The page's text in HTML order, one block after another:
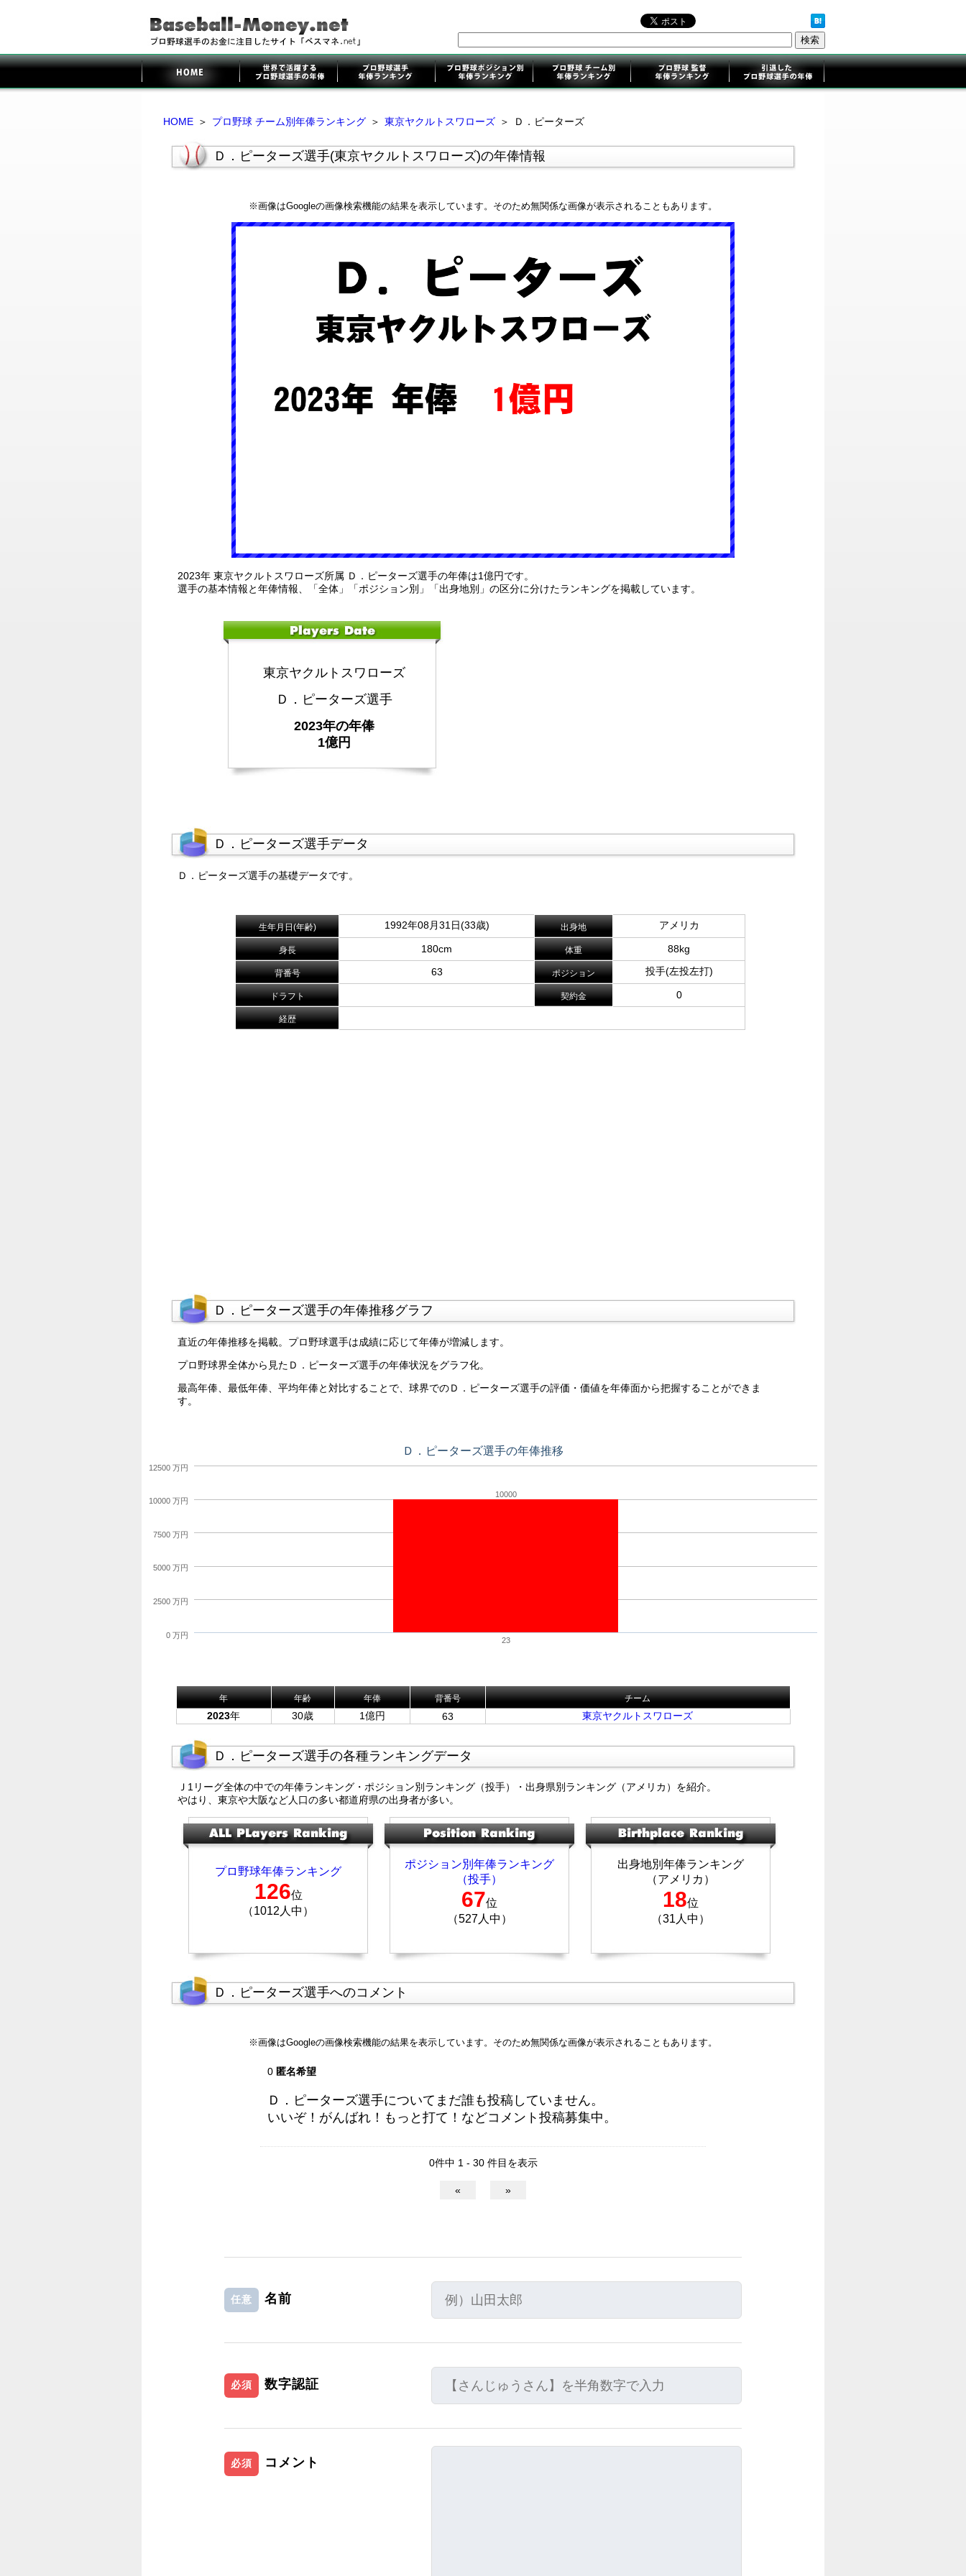
HOME ＞ プロ野球 チーム別年俸ランキング ＞ 東京ヤクルトスワローズ ＞ Ｄ．ピーターズ
Ｄ．ピーターズ選手(東京ヤクルトスワローズ)の年俸情報
※画像はGoogleの画像検索機能の結果を表示しています。そのため無関係な画像が表示されることもあります。
2023年 東京ヤクルトスワローズ所属 Ｄ．ピーターズ選手の年俸は1億円です。
選手の基本情報と年俸情報、「全体」「ポジション別」「出身地別」の区分に分けたランキングを掲載しています。
東京ヤクルトスワローズ
Ｄ．ピーターズ選手
2023年の年俸
1億円
Ｄ．ピーターズ選手データ
Ｄ．ピーターズ選手の基礎データです。
生年月日(年齢) 1992年08月31日(33歳) 出身地 アメリカ
身長 180cm 体重 88kg
背番号 63 ポジション 投手(左投左打)
ドラフト 契約金 0
経歴
Ｄ．ピーターズ選手の年俸推移グラフ
直近の年俸推移を掲載。プロ野球選手は成績に応じて年俸が増減します。
プロ野球界全体から見たＤ．ピーターズ選手の年俸状況をグラフ化。
最高年俸、最低年俸、平均年俸と対比することで、球界でのＤ．ピーターズ選手の評価・価値を年俸面から把握することができま
す。
Ｄ．ピーターズ選手の年俸推移
10000
23
0 万円
2500 万円
5000 万円
7500 万円
10000 万円
12500 万円
年 年齢 年俸 背番号 チーム
2023年 30歳 1億円 63 東京ヤクルトスワローズ
Ｄ．ピーターズ選手の各種ランキングデータ
Ｊ1リーグ全体の中での年俸ランキング・ポジション別ランキング（投手）・出身県別ランキング（アメリカ）を紹介。
やはり、東京や大阪など人口の多い都道府県の出身者が多い。
プロ野球年俸ランキング
126位
（1012人中）
ポジション別年俸ランキング
（投手）
67位
（527人中）
出身地別年俸ランキング
（アメリカ）
18位
（31人中）
Ｄ．ピーターズ選手へのコメント
※画像はGoogleの画像検索機能の結果を表示しています。そのため無関係な画像が表示されることもあります。
0 匿名希望
Ｄ．ピーターズ選手についてまだ誰も投稿していません。
いいぞ！がんばれ！もっと打て！などコメント投稿募集中。
0件中 1 - 30 件目を表示
« »
任意 名前
必須 数字認証
必須 コメント